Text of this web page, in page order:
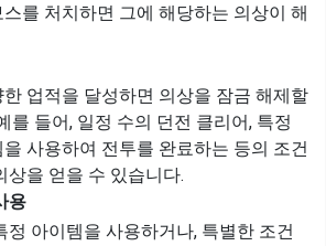
를 처치하면 그에 해당하는 의상이 해
업적을 달성하면 의상을 잠금 해제할
를 들어, 일정 수의 던전 클리어, 특정
사용하여 전투를 완료하는 등의 조건
상을 얻을 수 있습니다.
용
정 아이템을 사용하거나, 특별한 조건